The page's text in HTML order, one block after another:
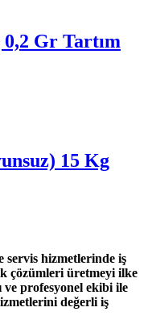
Gr Tartım
15 Kg
servis hizmetlerinde iş
çözümleri üretmeyi ilke
ve profesyonel ekibi ile
değerli iş